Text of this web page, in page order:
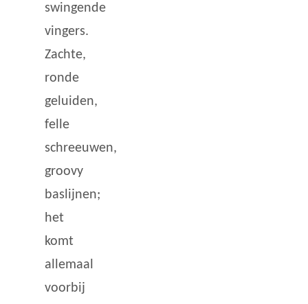
swingende
vingers.
Zachte,
ronde
geluiden,
felle
schreeuwen,
groovy
baslijnen;
het
komt
allemaal
voorbij